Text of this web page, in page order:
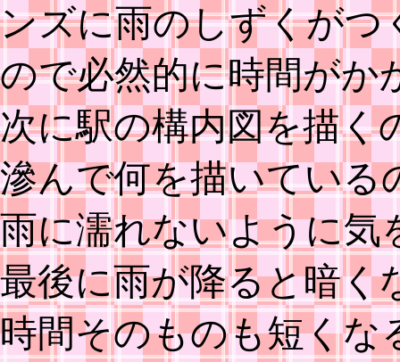
ンズに雨のしずくがつ
ので必然的に時間がか
次に駅の構内図を描く
滲んで何を描いている
雨に濡れないように気
最後に雨が降ると暗く
時間そのものも短くな